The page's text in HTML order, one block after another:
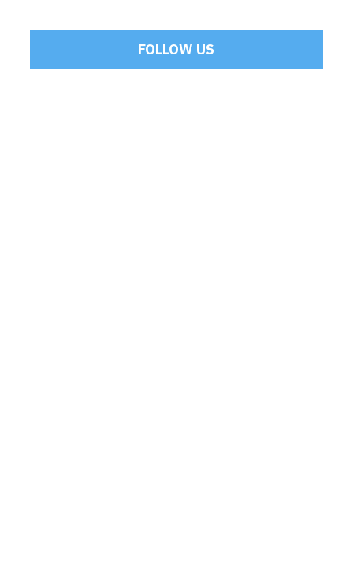
FOLLOW US